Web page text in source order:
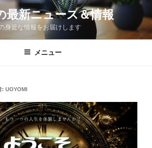
最新ニュース＆情報
身近な情報をお届けします
メニュー
: UOYOMI